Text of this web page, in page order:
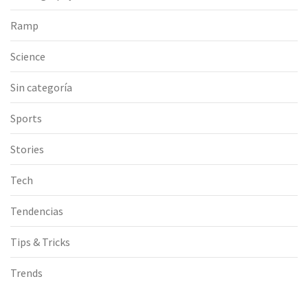
Ramp
Science
Sin categoría
Sports
Stories
Tech
Tendencias
Tips & Tricks
Trends